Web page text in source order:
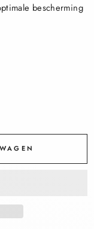
bescherming